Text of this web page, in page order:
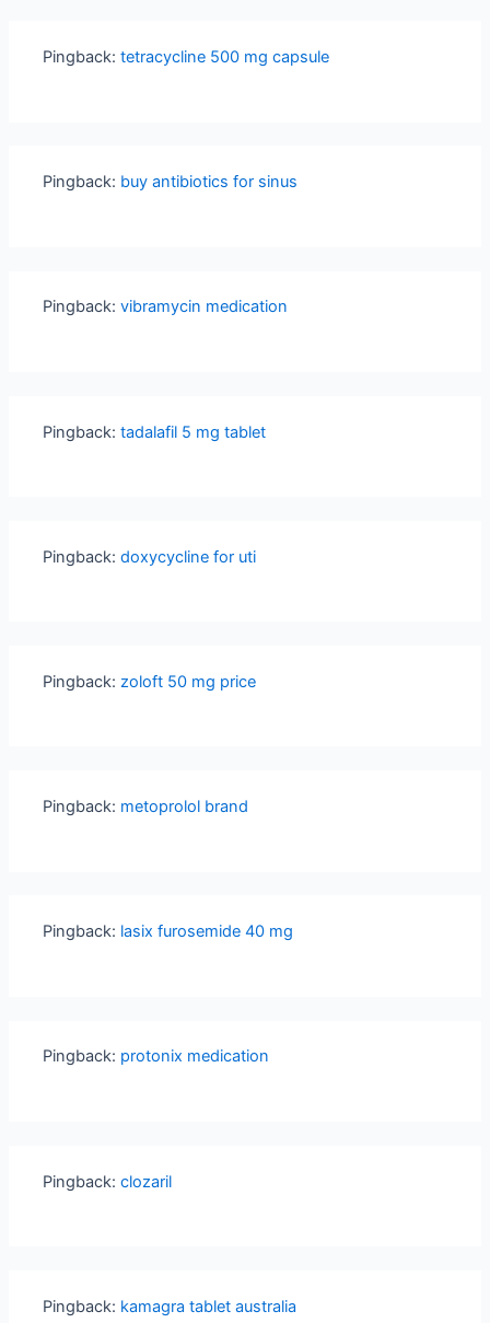
Pingback:tetracycline 500 mg capsule
Pingback: buy antibiotics for sinus
Pingback:vibramycin medication
Pingback:tadalafil 5 mg tablet
Pingback:doxycycline for uti
Pingback:zoloft 50 mg price
Pingback: metoprolol brand
Pingback: lasix furosemide 40 mg
Pingback: protonix medication
Pingback:clozaril
Pingback: kamagra tablet australia